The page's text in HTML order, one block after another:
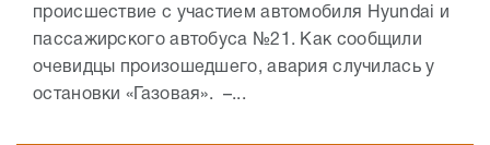
происшествие с участием автомобиля Hyundai и
пассажирского автобуса №21. Как сообщили
очевидцы произошедшего, авария случилась у
остановки «Газовая». –...